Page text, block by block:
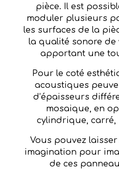
pièce. Il est
moduler plusieurs
les surfaces de la
la qualité sonore de
apportant une
Pour le coté
acoustiques
d’épaisseurs
mosaique, en
cylindrique, carré,
Vous pouvez
imagination pour
de ces